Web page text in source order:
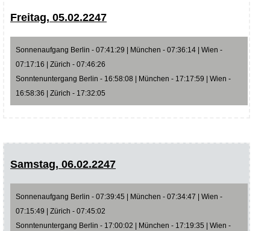
Freitag, 05.02.2247
Sonnenaufgang Berlin - 07:41:29 | München - 07:36:14 | Wien -
07:17:16 | Zürich - 07:46:26
Sonntenuntergang Berlin - 16:58:08 | München - 17:17:59 | Wien -
16:58:36 | Zürich - 17:32:05
Samstag, 06.02.2247
Sonnenaufgang Berlin - 07:39:45 | München - 07:34:47 | Wien -
07:15:49 | Zürich - 07:45:02
Sonntenuntergang Berlin - 17:00:02 | München - 17:19:35 | Wien -